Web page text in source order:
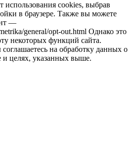
использования cookies, выбрав
в браузере. Также вы можете
—
general/opt-out.html Однако это
некоторых функций сайта.
на обработку данных о
и целях, указанных выше.